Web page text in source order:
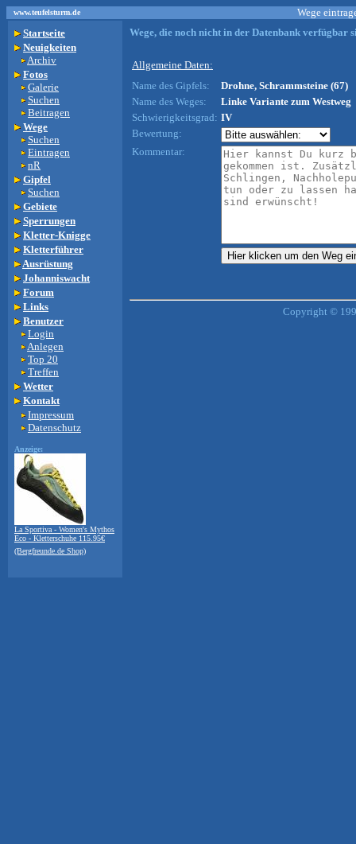
www.teufelsturm.de
Wege
Startseite
Neuigkeiten
Archiv
Fotos
Galerie
Suchen
Beitragen
Wege
Suchen
Eintragen
nR
Gipfel
Suchen
Gebiete
Sperrungen
Kletter-Knigge
Kletterführer
Ausrüstung
Johanniswacht
Forum
Links
Benutzer
Login
Anlegen
Top 20
Treffen
Wetter
Kontakt
Impressum
Datenschutz
Anzeige:
La Sportiva - Women's Mythos
Eco - Kletterschuhe 115.95€
(Bergfreunde.de Shop)
Wege, die noch nicht in der Datenbank verfügbar
Allgemeine Daten:
Name des Gipfels:
Drohne, Schrammsteine (67)
Name des Weges:
Linke Variante zum Westweg
Schwierigkeitsgrad: IV
Bewertung:
Kommentar:
Copyright ©